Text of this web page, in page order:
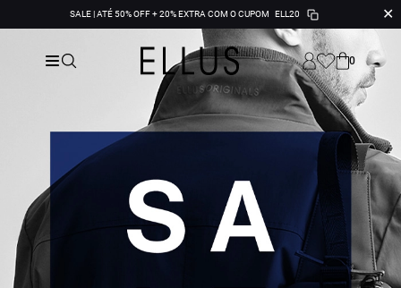
SALE | ATÉ 50% OFF + 20% EXTRA COM O CUPOM ELL20 ✕
0